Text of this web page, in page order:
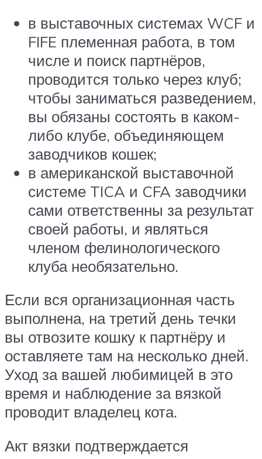
в выставочных системах WCF и
FIFE племенная работа, в том
числе и поиск партнёров,
проводится только через клуб;
чтобы заниматься разведением,
вы обязаны состоять в каком-
либо клубе, объединяющем
заводчиков кошек;
в американской выставочной
системе TICA и CFA заводчики
сами ответственны за результат
своей работы, и являться
членом фелинологического
клуба необязательно.
Если вся организационная часть
выполнена, на третий день течки
вы отвозите кошку к партнёру и
оставляете там на несколько дней.
Уход за вашей любимицей в это
время и наблюдение за вязкой
проводит владелец кота.
Акт вязки подтверждается